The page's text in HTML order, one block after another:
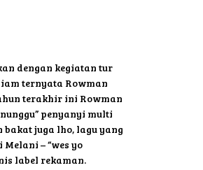
dengan kegiatan tur
ternyata Rowman
terakhir ini Rowman
penyanyi multi
juga lho, lagu yang
– “wes yo
label rekaman.